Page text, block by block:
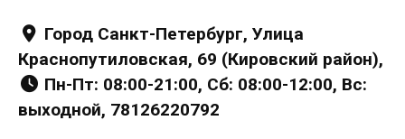
Город Санкт-Петербург, Улица
Краснопутиловская, 69 (Кировский район),
Пн-Пт: 08:00-21:00, Сб: 08:00-12:00, Вс:
выходной, 78126220792